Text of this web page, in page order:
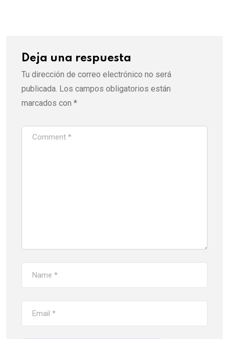
Deja una respuesta
Tu dirección de correo electrónico no será
publicada. Los campos obligatorios están
marcados con *